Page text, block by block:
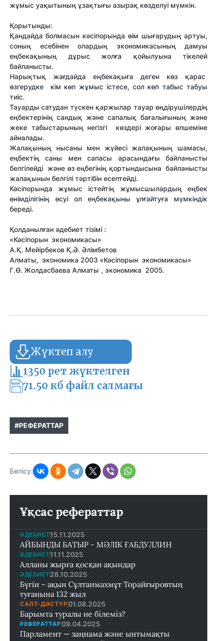
жұмыс уақытының ұзақтығы азырақ көзделуі мүмкін.
Қорытынды:
Қандайда болмасын кәсіпорында өім шығарудың артуы,
соның есебінен олардың экономикасының дамуы
еңбекақының дұрыс жолға қойылуына тікелей
байланысты.
Нарықтық жағдайда еңбекақыға деген көз қарас
өзгерудке кім көп жұмыс істесе, сол көп табыс табуы
тиіс.
Тауарды сатудан түскен қаржылар тауар өңдірушілердің
еңбектерінің сандық және сапалық бағалығының және
жеке табыстарының негізгі көздері жоғары өлшеміне
айналады.
Жалақының нысаны мен жүйесі жалақының шамасы,
еңбектің саны мен сапасы арасындағы байланысты
белгілейді және өз еңбегінің қортындысына байланысты
жалақынын белгілі тәртібін есептейді.
Кәсіпорында жұмыс істейтің жұмысшылардың еңбек
өнімділігінің өсуі ол еңбекақыны ұлғайтуға мүмкіндік
береді.
Қолданылған әдебиет тізімі :
«Кәсіпорын экономикасы»
А.Қ. Мейірбеков Қ.Ә. Әлімбетов
Алматы, экономика 2003 «Кәсіпорын экономикасы»
Г.Ө. Жолдасбаева Алматы , экономика 2005.
Жүктеп алу
1350 рет жүктелген
71.50 кб файл салмағы
#РЕФЕРАТТАР
Бөлісу:
Ұқсас рефераттар
ӘДЕБИЕТ15.11.2025
АЙБЫНДЫ БАТЫР - МӘЛІК ҒАБДУЛЛИН
ӘДЕБИЕТ11.11.2025
Алланы жырға қосқан ақындар
ӘДЕБИЕТ28.10.2025
Бүгін – ақын Сұлтанмахмұт Торайғыровтың
туғанына 132 жыл
САЛТ-ДӘСТҮР 01.08.2025
Барымта туралы не білеміз?
РЕФЕРАТТАР 09.04.2025
Парламент — заңнама және ынтымақты